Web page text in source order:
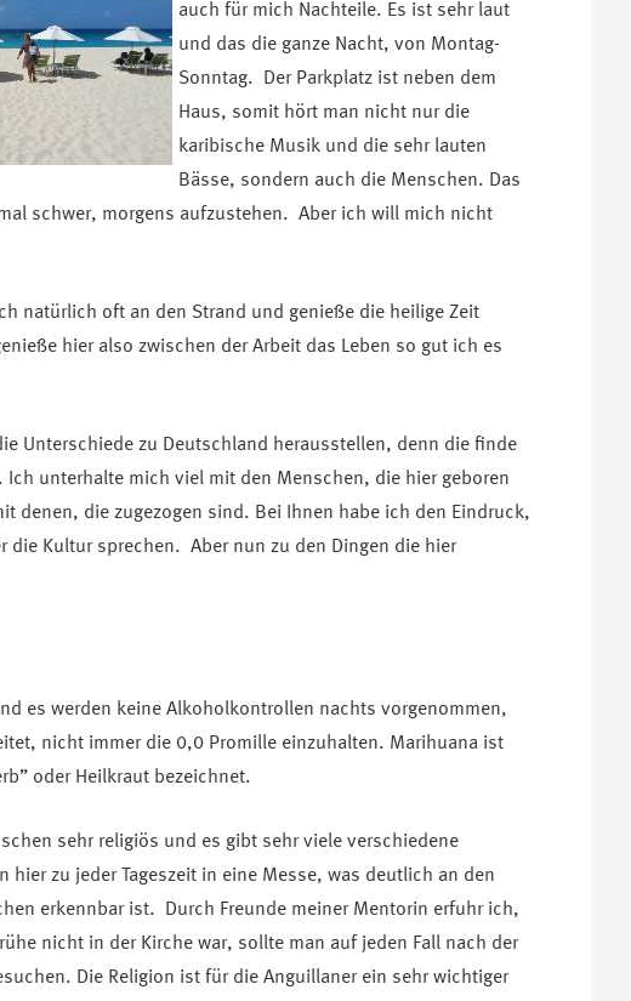
auch für mich Nachteile. Es ist sehr laut
und das die ganze Nacht, von Montag-
Sonntag. Der Parkplatz ist neben dem
Haus, somit hört man nicht nur die
karibische Musik und die sehr lauten
Bässe, sondern auch die Menschen. Das
schwer, morgens aufzustehen. Aber ich will mich nicht
ich natürlich oft an den Strand und genieße die heilige Zeit
hier also zwischen der Arbeit das Leben so gut ich es
Unterschiede zu Deutschland herausstellen, denn die finde
unterhalte mich viel mit den Menschen, die hier geboren
denen, die zugezogen sind. Bei Ihnen habe ich den Eindruck,
die Kultur sprechen. Aber nun zu den Dingen die hier
es werden keine Alkoholkontrollen nachts vorgenommen,
nicht immer die 0,0 Promille einzuhalten. Marihuana ist
oder Heilkraut bezeichnet.
sehr religiös und es gibt sehr viele verschiedene
hier zu jeder Tageszeit in eine Messe, was deutlich an den
erkennbar ist. Durch Freunde meiner Mentorin erfuhr ich,
nicht in der Kirche war, sollte man auf jeden Fall nach der
Die Religion ist für die Anguillaner ein sehr wichtiger